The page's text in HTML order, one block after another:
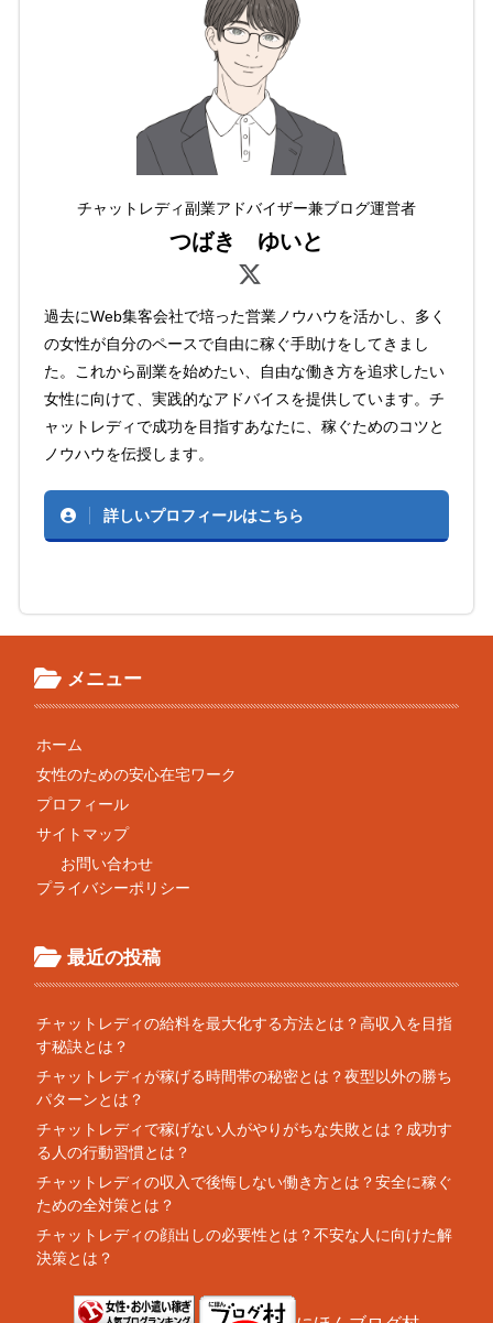
チャットレディ副業アドバイザー兼ブログ運営者
つばき ゆいと
過去にWeb集客会社で培った営業ノウハウを活かし、多く
の女性が自分のペースで自由に稼ぐ手助けをしてきまし
た。これから副業を始めたい、自由な働き方を追求したい
女性に向けて、実践的なアドバイスを提供しています。チ
ャットレディで成功を目指すあなたに、稼ぐためのコツと
ノウハウを伝授します。
詳しいプロフィールはこちら
メニュー
ホーム
女性のための安心在宅ワーク
プロフィール
サイトマップ
お問い合わせ
プライバシーポリシー
最近の投稿
チャットレディの給料を最大化する方法とは？高収入を目指
す秘訣とは？
チャットレディが稼げる時間帯の秘密とは？夜型以外の勝ち
パターンとは？
チャットレディで稼げない人がやりがちな失敗とは？成功す
る人の行動習慣とは？
チャットレディの収入で後悔しない働き方とは？安全に稼ぐ
ための全対策とは？
チャットレディの顔出しの必要性とは？不安な人に向けた解
決策とは？